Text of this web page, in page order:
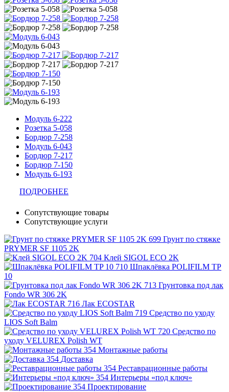
Модуль 6-222
Розетка 5-058
Бордюр 7-258
Модуль 6-043
Бордюр 7-217
Бордюр 7-150
Модуль 6-193
ПОДРОБНЕЕ
Сопутствующие товары
Сопутствующие услуги
Грунт по стяжке
PRYMER SF 1105 2K
Клей SIGOL ECO 2K
Шпаклёвка POLIFILM TP
10
Грунтовка под лак
Fondo WR 306 2K
Лак ECOSTAR
Средство по уходу
LIOS Soft Balm
Средство по
уходу VELUREX Polish WT
Монтажные работы
Доставка
Реставрационные работы
Интерьеры «под ключ»
Проектирование